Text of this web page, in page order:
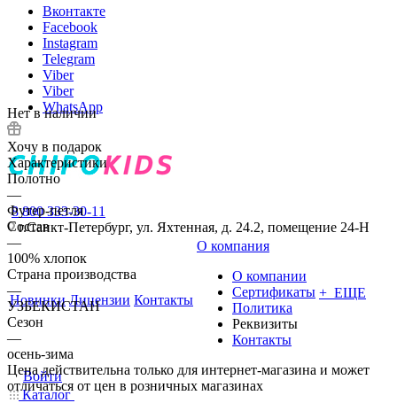
Вконтакте
Facebook
Instagram
Telegram
Viber
Viber
WhatsApp
8 800 333-30-11
г.Санкт-Петербург, ул. Яхтенная, д. 24.2, помещение 24-Н
Новинки Лицензии Контакты
О компания
О компании
Сертификаты
Политика
Реквизиты
Контакты
+ ЕЩЕ
Войти
Каталог
Нет в наличии
Хочу в подарок
Характеристики
Полотно
—
Футер-петля
Состав
—
100% хлопок
Страна производства
—
УЗБЕКИСТАН
Сезон
—
осень-зима
Цена действительна только для интернет-магазина и может
отличаться от цен в розничных магазинах